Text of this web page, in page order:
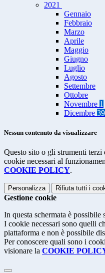
2021
Gennaio
Febbraio
Marzo
Aprile
Maggio
Giugno
Luglio
Agosto
Settembre
Ottobre
Novembre 1
Dicembre 39
Nessun contenuto da visualizzare
Questo sito o gli strumenti
cookie necessari al
COOKIE POLICY.
Personalizza Rifiuta tutti i
Gestione cookie
In questa schermata è
I cookie necessari sono quelli
piattaforma e non è possibile
Per conoscere quali sono i
visionare la COOKIE